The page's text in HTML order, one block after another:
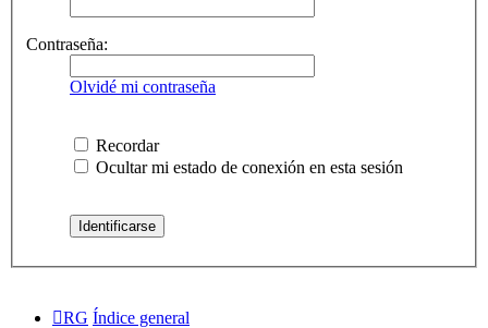
Contraseña:
Olvidé mi contraseña
Recordar
Ocultar mi estado de conexión en esta sesión
RG Índice general